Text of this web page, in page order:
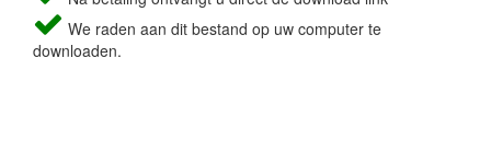
We raden aan dit bestand op uw computer te
downloaden.